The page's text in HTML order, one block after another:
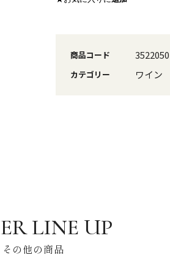
商品コード 3522050
カテゴリー ワイン
その他の商品